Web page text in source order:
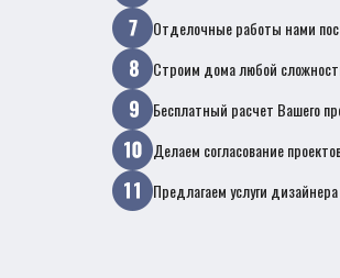
Отделочные работы нами
Строим дома любой
Бесплатный расчет Вашего
Делаем согласование
Предлагаем услуги